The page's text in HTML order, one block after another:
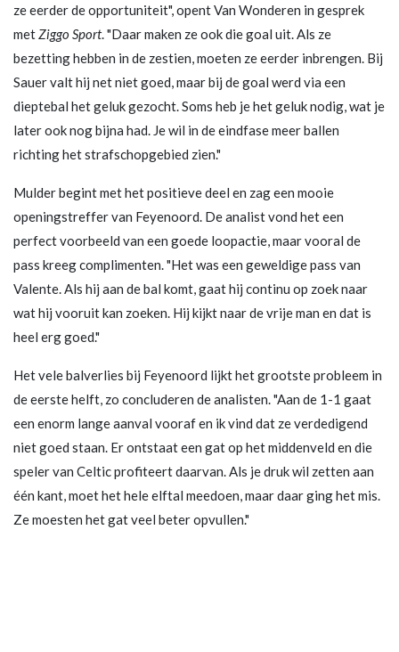
ze eerder de opportuniteit", opent Van Wonderen in gesprek
metZiggo Sport. "Daar maken ze ook die goal uit. Als ze
bezetting hebben in de zestien, moeten ze eerder inbrengen. Bij
Sauer valt hij net niet goed, maar bij de goal werd via een
dieptebal het geluk gezocht. Soms heb je het geluk nodig, wat je
later ook nog bijna had. Je wil in de eindfase meer ballen
richting het strafschopgebied zien."
Mulder begint met het positieve deel en zag een mooie
openingstreffer van Feyenoord. De analist vond het een
perfect voorbeeld van een goede loopactie, maar vooral de
pass kreeg complimenten. "Het was een geweldige pass van
Valente. Als hij aan de bal komt, gaat hij continu op zoek naar
wat hij vooruit kan zoeken. Hij kijkt naar de vrije man en dat is
heel erg goed."
Het vele balverlies bij Feyenoord lijkt het grootste probleem in
de eerste helft, zo concluderen de analisten. "Aan de 1-1 gaat
een enorm lange aanval vooraf en ik vind dat ze verdedigend
niet goed staan. Er ontstaat een gat op het middenveld en die
speler van Celtic profiteert daarvan. Als je druk wil zetten aan
één kant, moet het hele elftal meedoen, maar daar ging het mis.
Ze moesten het gat veel beter opvullen."